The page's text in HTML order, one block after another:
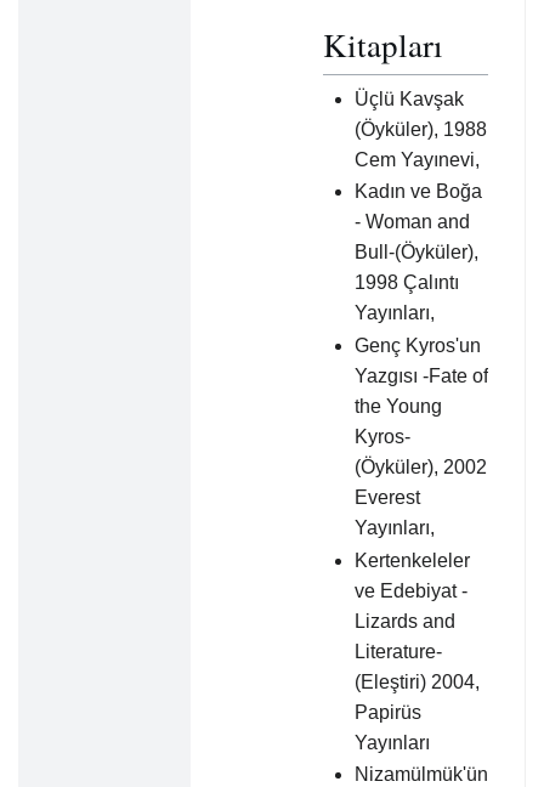
Kitapları
Üçlü Kavşak
(Öyküler), 1988
Cem Yayınevi,
Kadın ve Boğa
- Woman and
Bull-(Öyküler),
1998 Çalıntı
Yayınları,
Genç Kyros'un
Yazgısı -Fate of
the Young
Kyros-
(Öyküler), 2002
Everest
Yayınları,
Kertenkeleler
ve Edebiyat -
Lizards and
Literature-
(Eleştiri) 2004,
Papirüs
Yayınları
Nizamülmük'ün